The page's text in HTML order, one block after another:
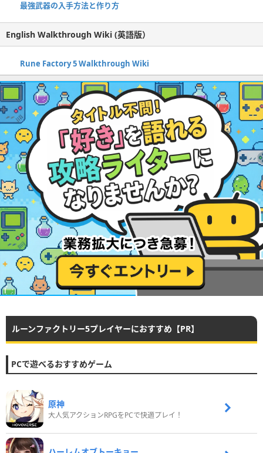
最強武器の入手方法と作り方
English Walkthrough Wiki (英語版）
Rune Factory 5 Walkthrough Wiki
ルーンファクトリー5プレイヤーにおすすめ【PR】
PCで遊べるおすすめゲーム
原神
大人気アクションRPGをPCで快適プレイ！